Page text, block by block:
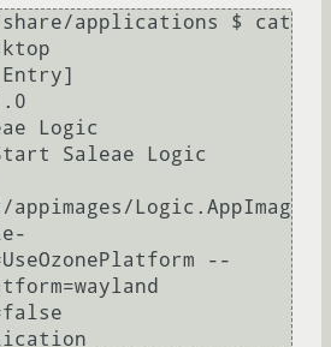
applications $ cat
Logic
Saleae Logic
appimages/Logic.AppImag
--